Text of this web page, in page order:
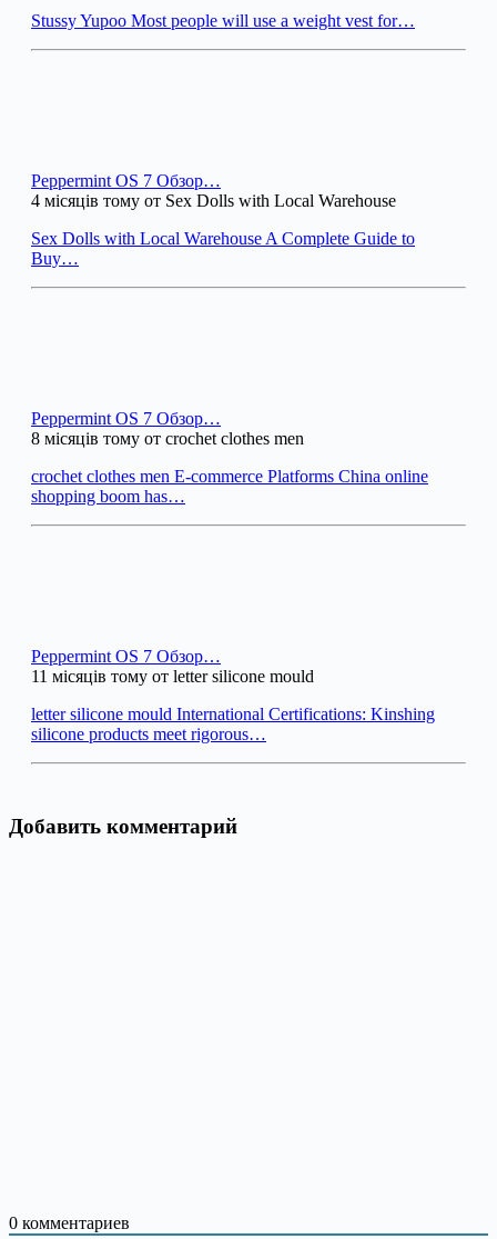
Stussy Yupoo Most people will use a weight vest for…
Peppermint OS 7 Обзор…
4 місяців тому от Sex Dolls with Local Warehouse
Sex Dolls with Local Warehouse A Complete Guide to
Buy…
Peppermint OS 7 Обзор…
8 місяців тому от crochet clothes men
crochet clothes men E-commerce Platforms China online
shopping boom has…
Peppermint OS 7 Обзор…
11 місяців тому от letter silicone mould
letter silicone mould International Certifications: Kinshing
silicone products meet rigorous…
Добавить комментарий
0 комментариев